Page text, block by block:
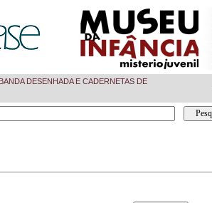
DESENHADA E CADERNETAS DE